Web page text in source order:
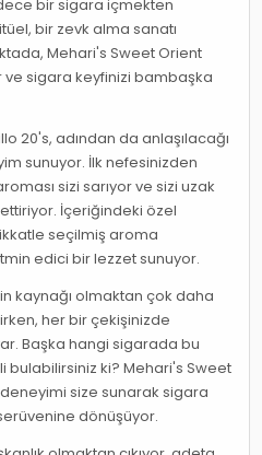
bir sigara içmekten
bir zevk alma sanatı
Mehari's Sweet Orient
sigara keyfinizi bambaşka
20's, adından da anlaşılacağı
sunuyor. İlk nefesinizden
sizi sarıyor ve sizi uzak
İçeriğindeki özel
seçilmiş aroma
edici bir lezzet sunuyor.
kaynağı olmaktan çok daha
her bir çekişinizde
Başka hangi sigarada bu
bulabilirsiniz ki? Mehari's Sweet
size sunarak sigara
dönüşüyor.